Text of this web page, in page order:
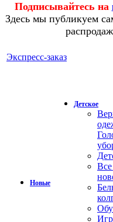
Подписывайтесь на
Здесь мы публикуем
Экспресс-заказ
Новые
Детское
Все